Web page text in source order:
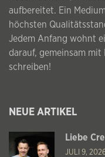
aufbereitet. Ein
höchsten
Jedem Anfang wohnt
darauf, gemeinsam
schreiben!
NEUE ARTIKEL
Liebe
JULI 9,